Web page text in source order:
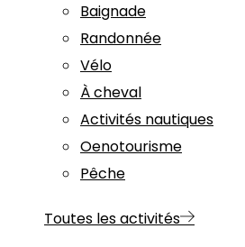
Baignade
Randonnée
Vélo
À cheval
Activités nautiques
Oenotourisme
Pêche
Toutes les activités